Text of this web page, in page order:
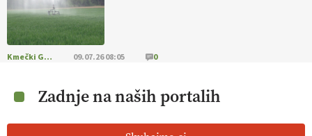
Kmečki Glas 09.07.26 08:05 0
Zadnje na naših portalih